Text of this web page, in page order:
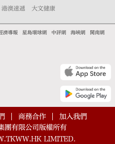
港澳速遞 大文健康
濟導報 星島環球網 中評網 海峽網
閩南網
商務合作
加入我們
團有限公司版權所有
LIMITED.